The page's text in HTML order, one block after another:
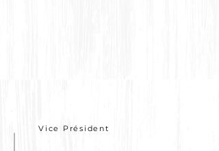
Vice Président